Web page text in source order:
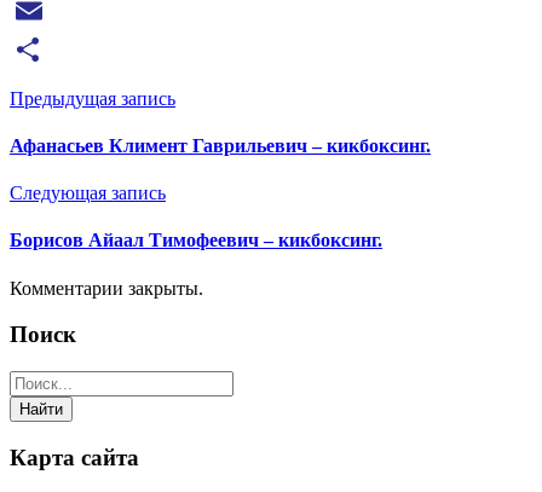
VK
Email
Отправить
Предыдущая запись
Афанасьев Климент Гаврильевич – кикбоксинг.
Следующая запись
Борисов Айаал Тимофеевич – кикбоксинг.
Комментарии закрыты.
Поиск
Карта сайта